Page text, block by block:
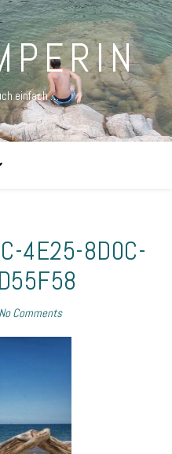
einfach …
4E25-8D0C-
No Comments